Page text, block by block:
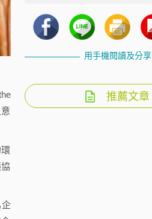
用手機閱讀及分享
推薦文章